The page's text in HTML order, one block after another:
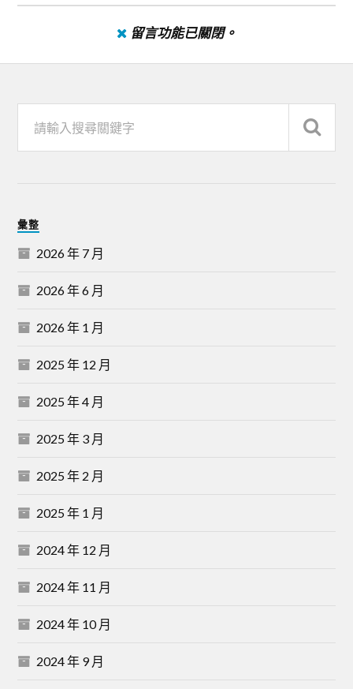
留言功能已關閉。
彙整
2026 年 7 月
2026 年 6 月
2026 年 1 月
2025 年 12 月
2025 年 4 月
2025 年 3 月
2025 年 2 月
2025 年 1 月
2024 年 12 月
2024 年 11 月
2024 年 10 月
2024 年 9 月